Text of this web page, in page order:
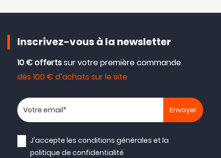
Inscrivez-vous à la newsletter
10 € offertssur votre première commande
dès 100 € d’achats sur le site
Votre adresse email
J'accepte lesconditions générales et la
politique de confidentialité